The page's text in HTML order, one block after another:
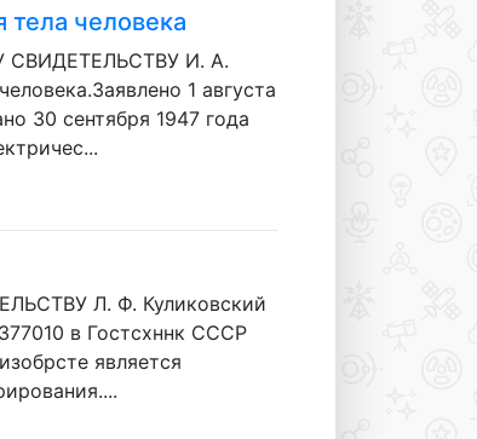
тела человека
СВИДЕТЕЛЬСТВУ И. А.
1 августа
30 сентября 1947 года
Л. Ф. Куликовский
в Гостсхннк СССР
является